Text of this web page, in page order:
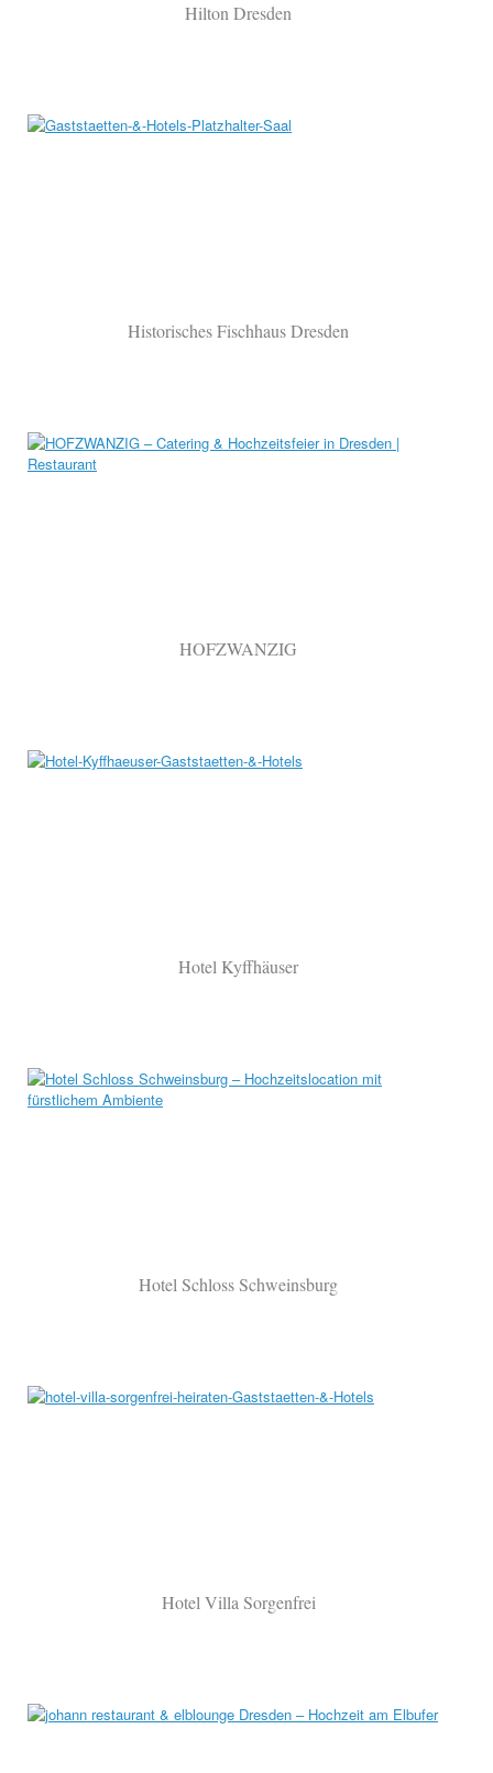
Hilton Dresden
Historisches Fischhaus Dresden
HOFZWANZIG
Hotel Kyffhäuser
Hotel Schloss Schweinsburg
Hotel Villa Sorgenfrei